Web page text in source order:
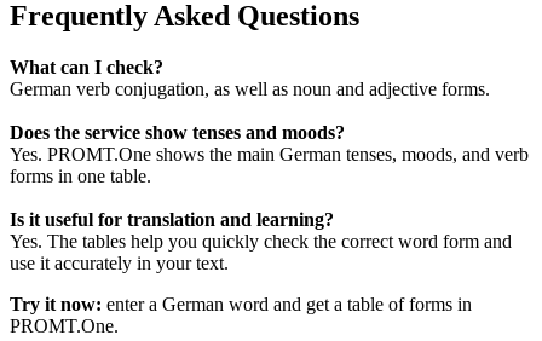
Frequently Asked Questions
What can I check?
German verb conjugation, as well as noun and adjective forms.
Does the service show tenses and moods?
Yes. PROMT.One shows the main German tenses, moods, and verb
forms in one table.
Is it useful for translation and learning?
Yes. The tables help you quickly check the correct word form and
use it accurately in your text.
Try it now: enter a German word and get a table of forms in
PROMT.One.